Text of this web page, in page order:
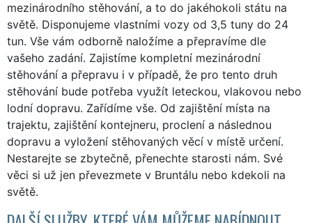
mezinárodního stěhování, a to do jakéhokoli státu na
světě. Disponujeme vlastními vozy od 3,5 tuny do 24
tun. Vše vám odborně naložíme a přepravíme dle
vašeho zadání. Zajistíme kompletní mezinárodní
stěhování a přepravu i v případě, že pro tento druh
stěhování bude potřeba využít leteckou, vlakovou nebo
lodní dopravu. Zařídíme vše. Od zajištění místa na
trajektu, zajištění kontejneru, proclení a následnou
dopravu a vyložení stěhovaných věcí v místě určení.
Nestarejte se zbytečně, přenechte starosti nám. Své
věci si už jen převezmete v Bruntálu nebo kdekoli na
světě.